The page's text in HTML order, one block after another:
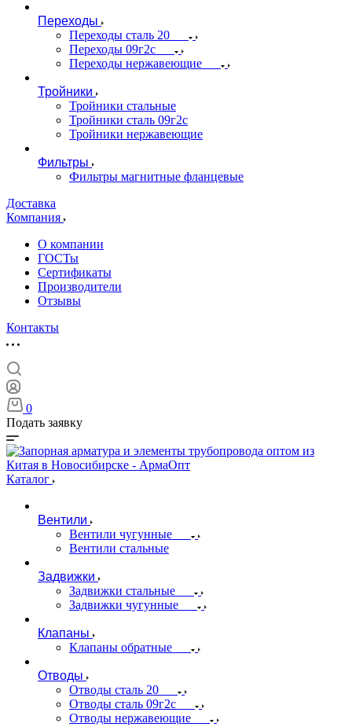
Переходы
Переходы сталь 20
Переходы 09г2с
Переходы нержавеющие
Тройники
Тройники стальные
Тройники сталь 09г2с
Тройники нержавеющие
Фильтры
Фильтры магнитные фланцевые
Доставка
Компания
О компании
ГОСТы
Сертификаты
Производители
Отзывы
Контакты
0
Подать заявку
Каталог
Вентили
Вентили чугунные
Вентили стальные
Задвижки
Задвижки стальные
Задвижки чугунные
Клапаны
Клапаны обратные
Отводы
Отводы сталь 20
Отводы сталь 09г2с
Отводы нержавеющие